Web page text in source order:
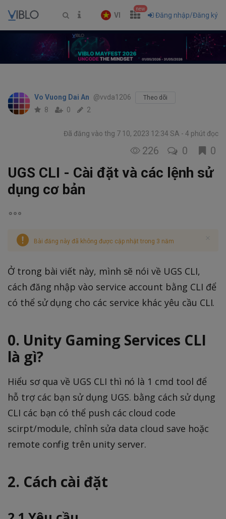
VI
new
Đăng nhập/Đăng ký
Vo Vuong Dai An @vvda1206 Theo dõi
8 0 2
Đã đăng vào thg 7 10, 2023 12:34 SA 4 phút đọc
226 0 0
UGS CLI - Cài đặt và các lệnh sử
dụng cơ bản
Bài đăng này đã không được cập nhật trong 3 năm
Ở trong bài viết này, mình sẽ nói về UGS CLI,
cách đăng nhập vào service account bằng CLI để
có thể sử dụng cho các service khác yêu cầu CLI.
0. Unity Gaming Services CLI
là gì?
Hiểu sơ qua về UGS CLI thì nó là 1 cmd tool để
hỗ trợ các bạn sử dụng UGS. bằng cách sử dụng
CLI các bạn có thể push các cloud code
scirpt/module, chỉnh sửa data cloud save hoặc
remote config trên unity server.
2. Cách cài đặt